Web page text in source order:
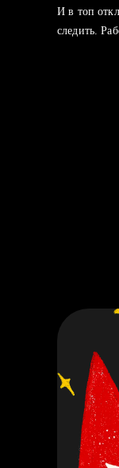
И в топ
следить.